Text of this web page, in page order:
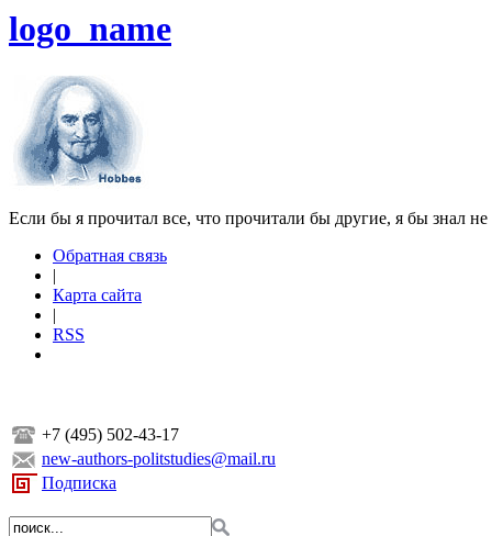
logo_name
Если бы я прочитал все, что прочитали бы другие, я бы знал
Обратная связь
|
Карта сайта
|
RSS
+7 (495) 502-43-17
new-authors-politstudies@mail.ru
Подписка